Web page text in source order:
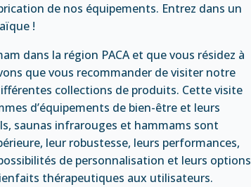
de nos équipements. Entrez dans un
!
dans la région PACA et que vous résidez à
que vous recommander de visiter notre
collections de produits. Cette visite
d’équipements de bien-être et leurs
saunas infrarouges et hammams sont
leur robustesse, leurs performances,
de personnalisation et leurs options
thérapeutiques aux utilisateurs.